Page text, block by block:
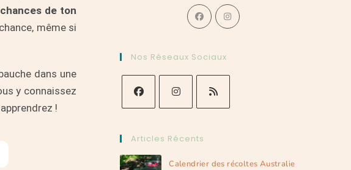
de ton
même si
dans une
y connaissez
!
Nos Réseaux Sociaux
Articles Récents
Calendrier des récoltes Australie